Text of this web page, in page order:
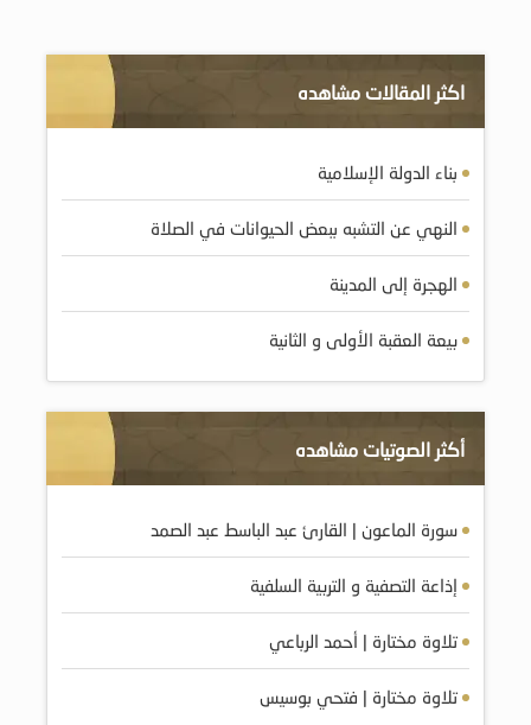
اكثر المقالات مشاهده
بناء الدولة الإسلامية
النهي عن التشبه ببعض الحيوانات في الصلاة
الهجرة إلى المدينة
بيعة العقبة الأولى و الثانية
أكثر الصوتيات مشاهده
سورة الماعون | القارئ عبد الباسط عبد الصمد
إذاعة التصفية و التربية السلفية
تلاوة مختارة | أحمد الرباعي
تلاوة مختارة | فتحي بوسيس